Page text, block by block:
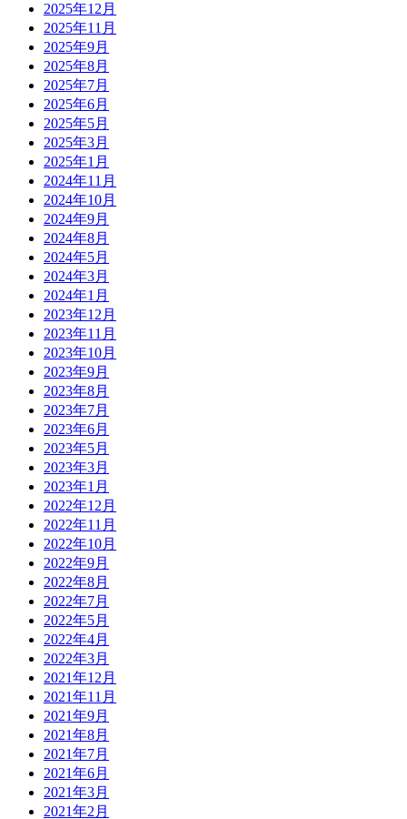
2025年12月
2025年11月
2025年9月
2025年8月
2025年7月
2025年6月
2025年5月
2025年3月
2025年1月
2024年11月
2024年10月
2024年9月
2024年8月
2024年5月
2024年3月
2024年1月
2023年12月
2023年11月
2023年10月
2023年9月
2023年8月
2023年7月
2023年6月
2023年5月
2023年3月
2023年1月
2022年12月
2022年11月
2022年10月
2022年9月
2022年8月
2022年7月
2022年5月
2022年4月
2022年3月
2021年12月
2021年11月
2021年9月
2021年8月
2021年7月
2021年6月
2021年3月
2021年2月